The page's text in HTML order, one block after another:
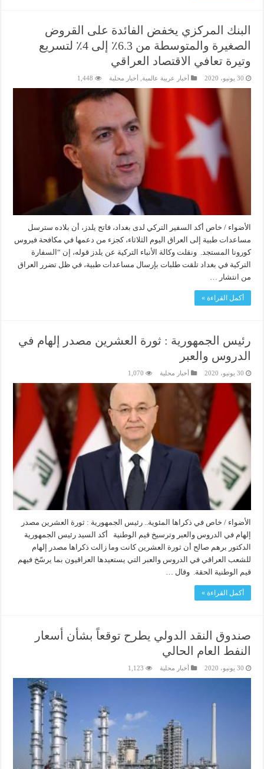
البنك المركزي يخفض الفائدة على القروض
الصغيرة والمتوسطة من 6.3٪ إلى 4٪ لتسريع
وتيرة تعافي الاقتصاد العراقي
30 يونيو، 2020 أخبار عربية عالمية أخبار محلية 1,448
الأضواء / خاص أكد السفير التركي لدى بغداد، فاتح يلدز، أن بلاده سترسل
مساعدات طبية إلى العراق اليوم الثلاثاء، كجزء من دعمها في مكافحة فيروس
كورونا المستجد. ونقلت وكالة الأنباء التركية عن يلدز قوله، إن “السفارة
التركية في بغداد تلقت طلبات بإرسال مساعدات طبية، في ظل تضرر العراق
من انتشار …
أكمل القراءة »
رئيس الجمهورية : ثورة العشرين مصدر إلهام في
الدروس والعبر
30 يونيو، 2020 أخبار محلية 1,070
الأضواء / خاص في ذكراها المئوية.. رئيس الجمهورية : ثورة العشرين مصدر
إلهام في الدروس والعبر وترسيخ قيم الوطنية أكد السيد رئيس الجمهورية
الدكتور برهم صالح أن ثورة العشرين كانت وما زالت ذكراها مصدر إلهام
للشعب العراقي في الدروس والعبر التي يستعيدها العراقيون بما يرسّخ فيهم
قيم الوطنية الحقة. وقال …
أكمل القراءة »
صندوق النقد الدولي يطرح توقعاً بشأن أسعار
النفط العام الحالي
30 يونيو، 2020 أخبار محلية 1,123